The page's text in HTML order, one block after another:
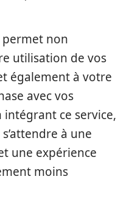
permet non
utilisation de vos
également à votre
avec vos
ce service,
à une
une expérience
moins